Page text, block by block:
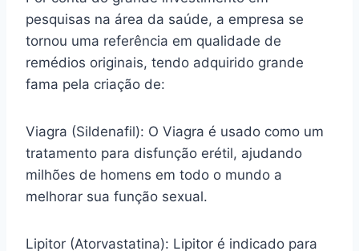
pesquisas na área da saúde, a empresa se
tornou uma referência em qualidade de
remédios originais, tendo adquirido grande
fama pela criação de:
Viagra (Sildenafil): O Viagra é usado como um
tratamento para disfunção erétil, ajudando
milhões de homens em todo o mundo a
melhorar sua função sexual.
Lipitor (Atorvastatina): Lipitor é indicado para